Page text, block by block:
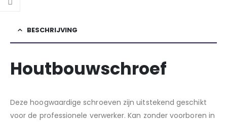
BESCHRIJVING
Houtbouwschroef
Deze hoogwaardige schroeven zijn uitstekend geschikt
voor de professionele verwerker. Kan zonder voorboren in